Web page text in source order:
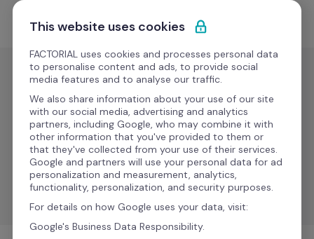
Saltar para o conteúdo
Comece grátis
Folha de
pagamento
Paie&RH
Centralize os dados dos recibos de vencimento e
automatize a gestão dos suplementos e das
ausências.
This website uses cookies
FACTORIAL uses cookies and processes personal data
to personalise content and ads, to provide social
media features and to analyse our traffic.
We also share information about your use of our site
with our social media, advertising and analytics
partners, including Google, who may combine it with
other information that you've provided to them or
that they've collected from your use of their services.
Google and partners will use your personal data for ad
personalization and measurement, analytics,
functionality, personalization, and security purposes.
For details on how Google uses your data, visit:
Google's Business Data Responsibility.